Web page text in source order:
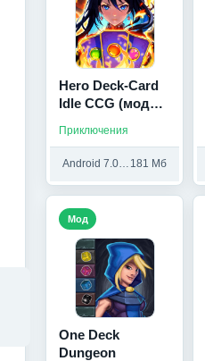
Hero Deck-Card
Idle CCG (мод
Приключения
Android 7.0 и выше 181 Мб
One Deck
Dungeon
Мод